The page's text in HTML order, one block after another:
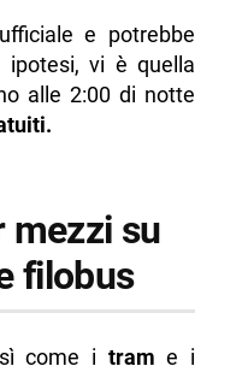
e potrebbe
ipotesi, vi è quella
alle 2:00 di notte
mezzi su
filobus
come i tram e i